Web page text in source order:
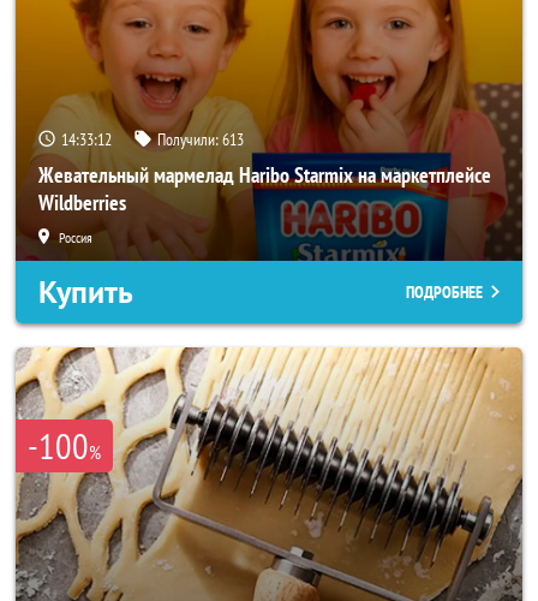
14:33:10 Получили:613
Жевательный мармелад Haribo Starmix на маркетплейсе
Wildberries
Россия
Купить ПОДРОБНЕЕ
-100%